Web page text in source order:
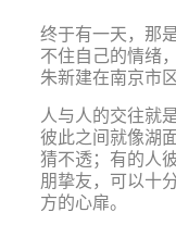
终于有一天，那
不住自己的情绪
朱新建在南京市
人与人的交往就
彼此之间就像湖
猜不透；有的人
朋挚友，可以十
方的心扉。